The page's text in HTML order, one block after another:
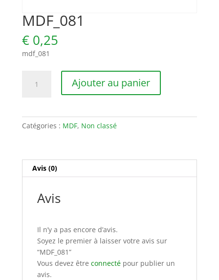
MDF_081
€0,25
mdf_081
Ajouter au panier
Catégories : MDF, Non classé
Avis (0)
Avis
Il n’y a pas encore d’avis.
Soyez le premier à laisser votre avis sur
“MDF_081”
Vous devez être connectépour publier un
avis.